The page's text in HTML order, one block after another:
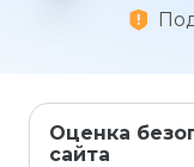
Оценка
сайта